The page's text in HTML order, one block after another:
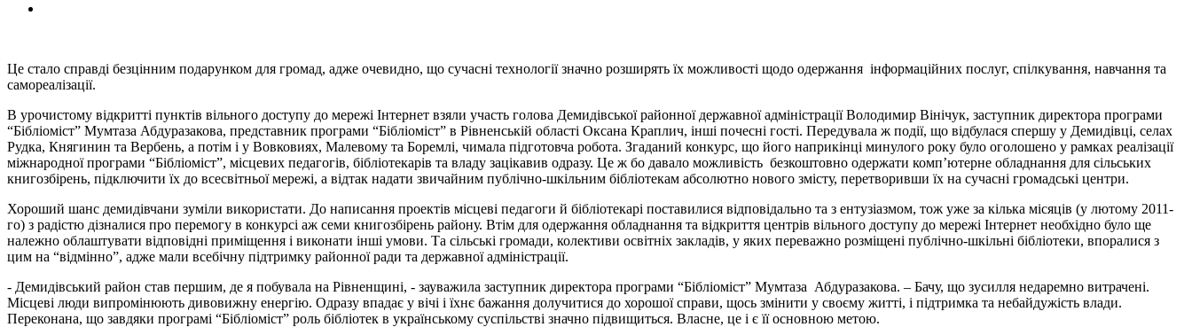
Це стало справді безцінним подарунком для громад, адже очевидно, що сучасні технології значно розширять їх можливості щодо одержання інформаційних послуг, спілкування, навчання та
самореалізації.
В урочистому відкритті пунктів вільного доступу до мережі Інтернет взяли участь голова Демидівської районної державної адміністрації Володимир Вінічук, заступник директора програми
“Бібліоміст” Мумтаза Абдуразакова, представник програми “Бібліоміст” в Рівненській області Оксана Краплич, інші почесні гості. Передувала ж події, що відбулася спершу у Демидівці, селах
Рудка, Княгинин та Вербень, а потім і у Вовковиях, Малевому та Боремлі, чимала підготовча робота. Згаданий конкурс, що його наприкінці минулого року було оголошено у рамках реалізації
міжнародної програми “Бібліоміст”, місцевих педагогів, бібліотекарів та владу зацікавив одразу. Це ж бо давало можливість безкоштовно одержати комп’ютерне обладнання для сільських
книгозбірень, підключити їх до всесвітньої мережі, а відтак надати звичайним публічно-шкільним бібліотекам абсолютно нового змісту, перетворивши їх на сучасні громадські центри.
Хороший шанс демидівчани зуміли використати. До написання проектів місцеві педагоги й бібліотекарі поставилися відповідально та з ентузіазмом, тож уже за кілька місяців (у лютому 2011-
го) з радістю дізналися про перемогу в конкурсі аж семи книгозбірень району. Втім для одержання обладнання та відкриття центрів вільного доступу до мережі Інтернет необхідно було ще
належно облаштувати відповідні приміщення і виконати інші умови. Та сільські громади, колективи освітніх закладів, у яких переважно розміщені публічно-шкільні бібліотеки, впоралися з
цим на “відмінно”, адже мали всебічну підтримку районної ради та державної адміністрації.
- Демидівський район став першим, де я побувала на Рівненщині, - зауважила заступник директора програми “Бібліоміст” Мумтаза Абдуразакова. – Бачу, що зусилля недаремно витрачені.
Місцеві люди випромінюють дивовижну енергію. Одразу впадає у вічі і їхнє бажання долучитися до хорошої справи, щось змінити у своєму житті, і підтримка та небайдужість влади.
Переконана, що завдяки програмі “Бібліоміст” роль бібліотек в українському суспільстві значно підвищиться. Власне, це і є її основною метою.